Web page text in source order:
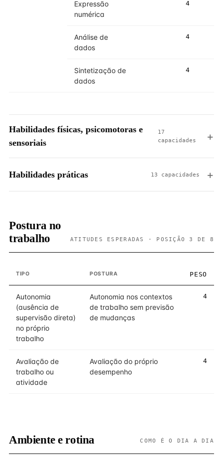
Expressão
numérica
4
Análise de
dados
4
Sintetização de
dados
4
Habilidades físicas, psicomotoras e
sensoriais
17
capacidades
Habilidades práticas 13 capacidades
Postura no
trabalho
ATITUDES ESPERADAS · POSIÇÃO 3 DE 8
TIPO POSTURA PESO
Autonomia
(ausência de
supervisão direta)
no próprio
trabalho
Autonomia nos contextos
de trabalho sem previsão
de mudanças
4
Avaliação de
trabalho ou
atividade
Avaliação do próprio
desempenho
4
Ambiente e rotina COMO É O DIA A DIA